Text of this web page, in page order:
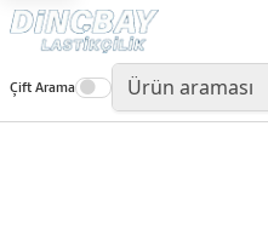
Çift Arama